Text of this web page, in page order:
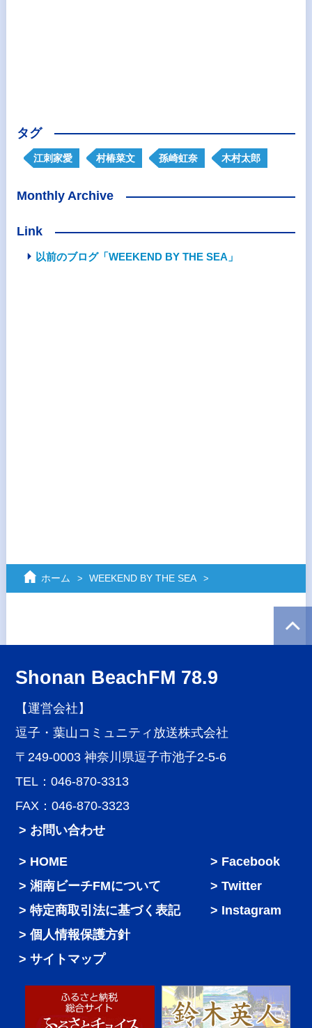
タグ
江刺家愛 村椿菜文 孫崎虹奈 木村太郎
Monthly Archive
Link
以前のブログ「WEEKEND BY THE SEA」
ホーム WEEKEND BY THE SEA
Shonan BeachFM 78.9
【運営会社】
逗子・葉山コミュニティ放送株式会社
〒249-0003 神奈川県逗子市池子2-5-6
TEL：046-870-3313
FAX：046-870-3323
> お問い合わせ
HOME
湘南ビーチFMについて
特定商取引法に基づく表記
個人情報保護方針
サイトマップ
Facebook
Twitter
Instagram